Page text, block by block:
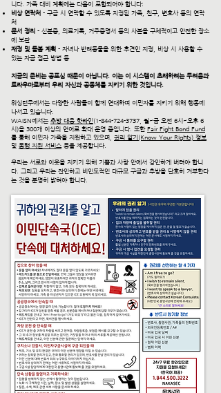
니다. 가족 대비 계획에는 다음이 포함되어야 합니다:
비상 연락처 - 구금 시 연락할 수 있도록 지정된 가족, 친구, 변호사 등의 연락
처
문서 정리 - 신분증, 의료기록, 거주증명서 등의 사본을 구체적이고 안전한 장소
에 보관
재정 및 돌봄 계획 - 자녀나 반려동물을 위한 후견인 지정, 비상 시 사용할 수
있는 자금 접근 방법 등​
지금의 준비는 공포심 때문이 아닙니다. 이는 이 시스템이 초래하려는 두려움과
트라우마로부터 우리 자신과 공동체를 지키기 위한 것입니다.
워싱턴주에서는 다양한 사람들이 함께 연대하며 이민자를 지키기 위해 행동에
나서고 있습니다.
WAISN에서는 추방 대응 핫라인(1-844-724-3737, 월~금 오전 6시~오후 6
시)을 300개 이상의 언어로 확대 운영 중입니다. 또한 Fair Fight Bond Fund
를 통해 이민자 가족을 지원하고 있으며, 권리 알기(Know Your Rights) 정보
및 동행 지원 서비스등을 제공합니다.
우리는 서로와 이웃을 지키기 위해 기쁨과 사랑 안에서 강인하게 버텨야 합니
다. 그리고 우리는 잔인하고 비인도적인 대규모 구금과 추방을 단호히 거부한다
는 것을 분명히 밝혀야 합니다.